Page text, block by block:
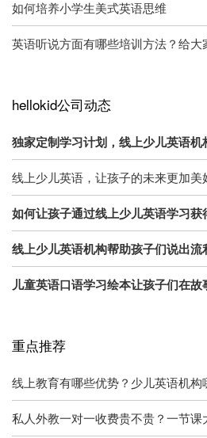
如何培养小学生美式英语思维
英语听说方面有哪些培训方法？给大
hellokid公司动态
独家定制学习计划，线上少儿英语机
线上少儿英语，让孩子的未来更加美
如何让孩子通过线上少儿英语学习获
线上少儿英语机构帮助孩子们说出流
儿童英语口语学习绘本让孩子们在故
重点推荐
线上教育有哪些优势？少儿英语机构
私人外教一对一收费贵不贵？一节课